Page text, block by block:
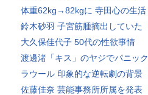
体重62kg→82kgに 寺田心の生活
鈴木砂羽 子宮筋腫摘出していた
大久保佳代子 50代の性欲事情
渡邊渚「キス」のヤジでパニック
ラウール 印象的な逆転劇の背景
佐藤佳奈 芸能事務所所属を発表